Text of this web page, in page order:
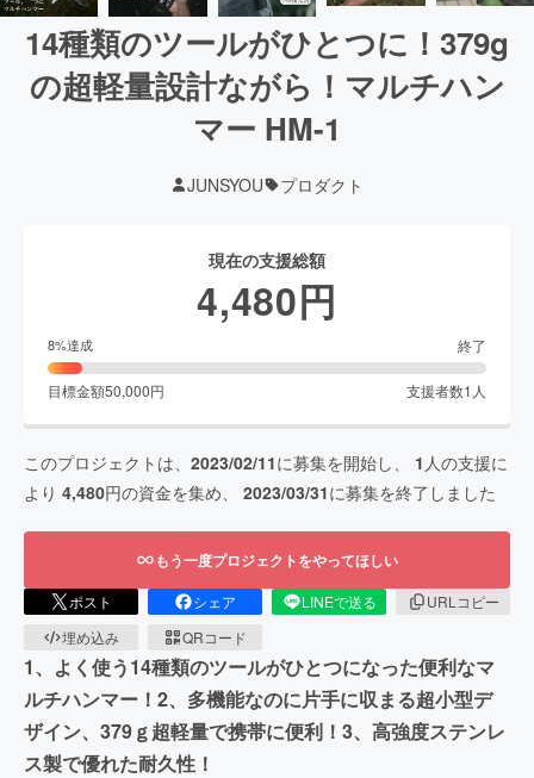
14種類のツールがひとつに！379g
の超軽量設計ながら！マルチハン
マー HM-1
JUNSYOU プロダクト
現在の支援総額
4,480円
8%達成 終了
目標金額50,000円 支援者数1 人
このプロジェクトは、 2023/02/11に募集を開始し、 1 人の支援に
より 4,480円の資金を集め、 2023/03/31に募集を終了しました
もう一度プロジェクトをやってほしい
ポスト シェア LINEで送る
URLコピー
埋め込み
QRコード
1、よく使う14種類のツールがひとつになった便利なマ
ルチハンマー！2、多機能なのに片手に収まる超小型デ
ザイン、379ｇ超軽量で携帯に便利！3、高強度ステンレ
ス製で優れた耐久性！